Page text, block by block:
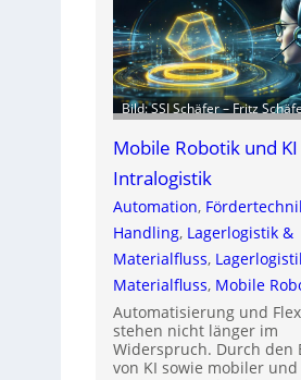
Bild: SSI Schäfer – Fritz
Mobile Robotik und
Intralogistik
Automation,
Handling, Lagerlogistik &
Materialfluss,
Materialfluss, Mobile
Automatisierung und
stehen nicht länger im
Widerspruch. Durch den
von KI sowie mobiler und